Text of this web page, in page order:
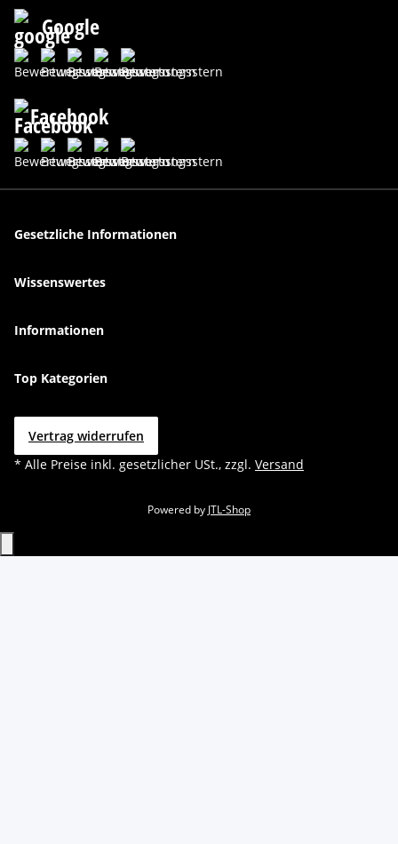
Google
Facebook
Gesetzliche Informationen
Wissenswertes
Informationen
Top Kategorien
Vertrag widerrufen
* Alle Preise inkl. gesetzlicher USt., zzgl. Versand
Powered by JTL-Shop